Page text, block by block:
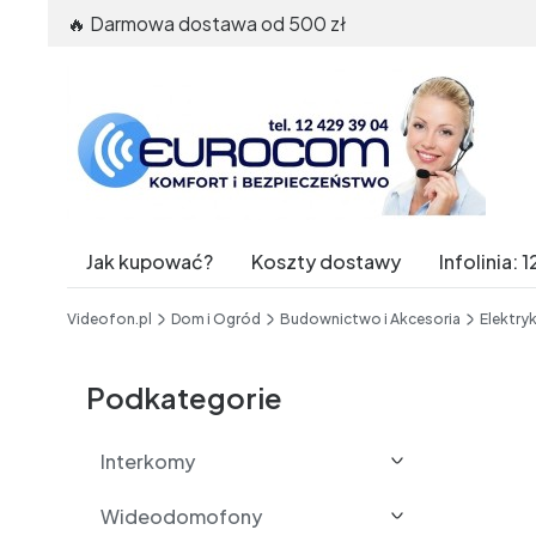
🔥 Darmowa dostawa od 500 zł
Jak kupować? Koszty dostawy
Infolinia:
Videofon.pl Dom i Ogród Budownictwo i Akcesoria
Podkategorie
Interkomy
Wideodomofony